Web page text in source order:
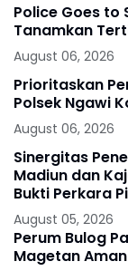
Police Goes to
Tanamkan
August 06, 2026
Prioritaskan
Polsek Ngawi
August 06, 2026
Sinergitas
Madiun dan
Bukti Perkara
August 05, 2026
Perum Bulog
Magetan